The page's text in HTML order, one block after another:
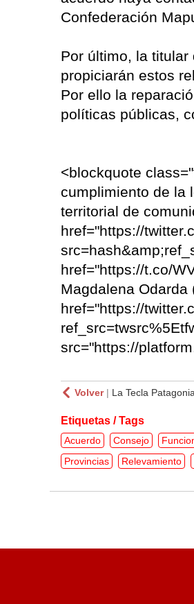
Confederación
Por último, la titular
propiciarán estos
Por ello la
políticas públicas,
<blockquote
cumplimiento de la
territorial de
href="https://
href="https://t.co/
Magdalena Odarda
href="https://
src="https://
Volver| La Tecla Patagonia
Etiquetas / Tags
Acuerdo Consejo
Provincias
Relevamiento